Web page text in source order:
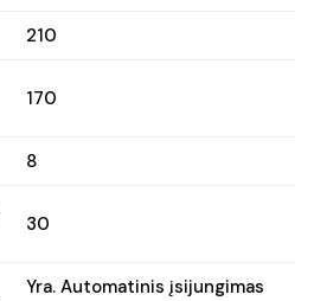
210
170
8
30
Yra. Automatinis įsijungimas